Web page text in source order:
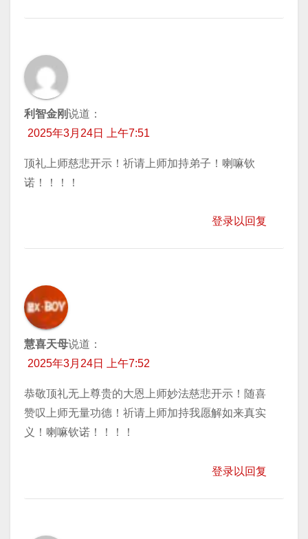
利智金刚说道：
2025年3月24日 上午7:51
顶礼上师慈悲开示！祈请上师加持弟子！喇嘛钦
诺！！！！
登录以回复
慧喜天母说道：
2025年3月24日 上午7:52
恭敬顶礼无上尊贵的大恩上师妙法慈悲开示！随喜
赞叹上师无量功德！祈请上师加持我愿解如来真实
义！喇嘛钦诺！！！！
登录以回复